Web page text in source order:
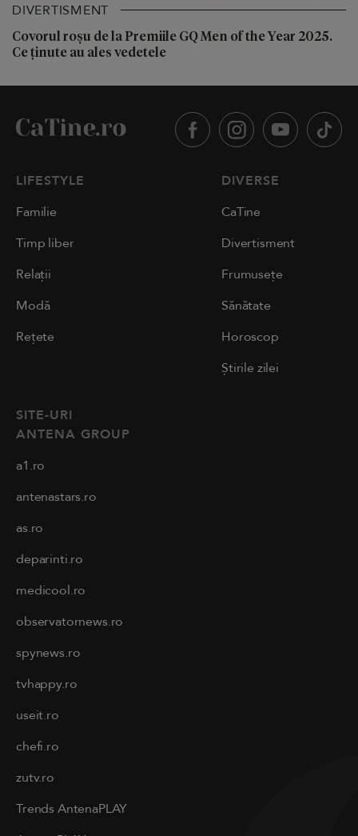
DIVERTISMENT
Covorul roșu de la Premiile GQ Men of the Year 2025.
Ce ținute au ales vedetele
LIFESTYLE
Familie
Timp liber
Relații
Modă
Rețete
DIVERSE
CaTine
Divertisment
Frumusețe
Sănătate
Horoscop
Știrile zilei
SITE-URI
ANTENA GROUP
a1.ro
antenastars.ro
as.ro
deparinti.ro
medicool.ro
observatornews.ro
spynews.ro
tvhappy.ro
useit.ro
chefi.ro
zutv.ro
Trends AntenaPLAY